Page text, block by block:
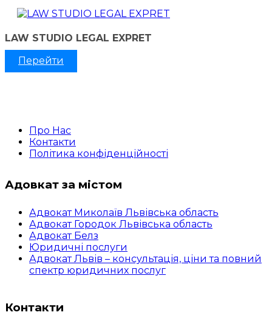
LAW STUDIO LEGAL EXPRET
Перейти
Про Нас
Контакти
Політика конфіденційності
Адовкат за містом
Адвокат Миколаїв Львівська область
Адвокат Городок Львівська область
Адвокат Белз
Юридичні послуги
Адвокат Львів – консультація, ціни та повний
спектр юридичних послуг
Контакти